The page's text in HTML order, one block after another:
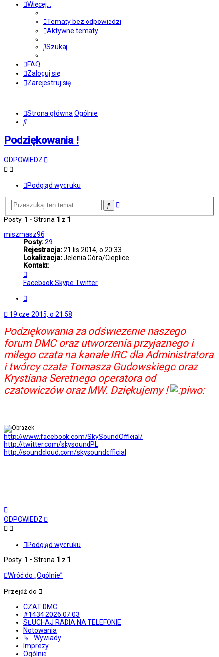
Więcej…
Tematy bez odpowiedzi
Aktywne tematy
Szukaj
FAQ
Zaloguj się
Zarejestruj się
Strona główna Ogólnie
Szukaj
Podziękowania !
ODPOWIEDZ
Podgląd wydruku
SzukajWyszukiwanie
Posty: 1 • Strona 1 z 1
miszmasz96
Posty:29
Rejestracja:21 lis 2014, o 20:33
Lokalizacja:Jelenia Góra/Cieplice
Kontakt:
się
z
FacebookSkype Twitter
19 cze 2015, o 21:58
Podziękowania za odświeżenie naszego
forum DMC oraz utworzenia przyjaznego i
miłego czata na kanale IRC dla Administratora
i twórcy czata Tomasza Gudowskiego oraz
Krystiana Seretnego operatora od
czatowiczów oraz MW. Dziękujemy !
http://www.facebook.com/SkySoundOfficial/
http://twitter.com/skysoundPL
http://soundcloud.com/skysoundofficial
górę
ODPOWIEDZ
Podgląd wydruku
Posty: 1 • Strona 1 z 1
Wróć do „Ogólnie”
Przejdź do
CZAT DMC
#1434 2026.07.03
SŁUCHAJ RADIA NA TELEFONIE
Notowania
↳ Wywiady
Imprezy
Ogólnie